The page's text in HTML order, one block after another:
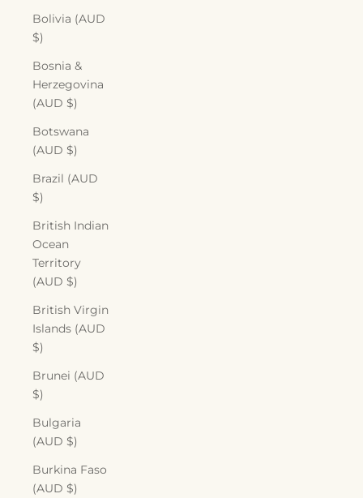
Bolivia (AUD
$)
Bosnia &
Herzegovina
(AUD $)
Botswana
(AUD $)
Brazil (AUD
$)
British Indian
Ocean
Territory
(AUD $)
British Virgin
Islands (AUD
$)
Brunei (AUD
$)
Bulgaria
(AUD $)
Burkina Faso
(AUD $)